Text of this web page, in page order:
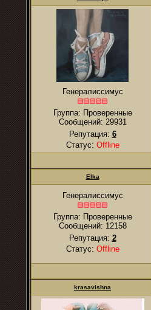
Генералиссимус
Группа: Проверенные
Сообщений: 29931
Репутация: 6
Статус: Offline
Elka
Генералиссимус
Группа: Проверенные
Сообщений: 12158
Репутация: 2
Статус: Offline
krasavishna